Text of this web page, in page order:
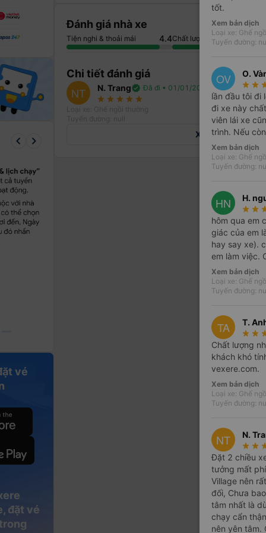
keyboard_arrow_left keyboard_arrow_right
vé
đặt vé
Đánh giá nhà xe
Tiện nghi & thoải mái 4.4Chất lượng dịch vụ
Chi tiết đánh giá
NT N. Trangverified Đã đi • 01/01/2019
star_rate star_rate star_rate star_rate star_rate
Xem tất cả 11
tốt.
Xem bản dịch
Loại xe: Ghế
Tuyến đường:
OV O.
star_rate star_rate
lần đầu tôi đi
đi xe này
viên lái xe
trình. Nếu
Xem bản dịch
Loại xe: Ghế
Tuyến đường:
HN H.
star_rate star_rate
hôm qua em
giác của em
hay say xe).
em làm việc.
Xem bản dịch
Loại xe: Ghế
Tuyến đường:
TA T.
star_rate star_rate
Chất lượng
khách khó
vexere.com.
Xem bản dịch
Loại xe: Ghế
Tuyến đường:
NT N.
star_rate star_rate
Đặt 2 chiều
tưởng mất
Village nên
đối, Chưa
tâm nhất là
chạy cẩn
nên yên tâm.